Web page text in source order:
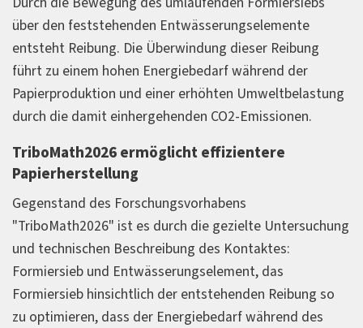
über den feststehenden Entwässerungselemente
entsteht Reibung. Die Überwindung dieser Reibung
führt zu einem hohen Energiebedarf während der
Papierproduktion und einer erhöhten Umweltbelastung
durch die damit einhergehenden CO2-Emissionen.
TriboMath2026 ermöglicht effizientere
Papierherstellung
Gegenstand des Forschungsvorhabens
"TriboMath2026" ist es durch die gezielte Untersuchung
und technischen Beschreibung des Kontaktes:
Formiersieb und Entwässerungselement, das
Formiersieb hinsichtlich der entstehenden Reibung so
zu optimieren, dass der Energiebedarf während des